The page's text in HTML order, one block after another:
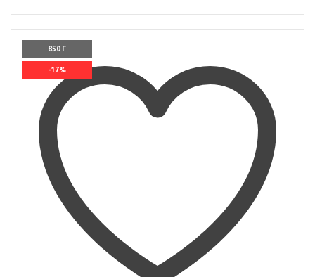
850 Г
-17%